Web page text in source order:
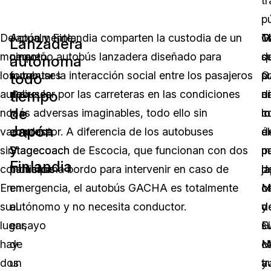
De
momento,
los
autobuses
no
van
sin
conductor.
En
su
lugar,
hay
dos
Actualmente,
cinco
autobuses
de
la
empresa
Stagecoach
participan
en
el
ensayo
de
un
Lanzadera
autónoma
todo
tiempo
de
Japón
y
Finlandia
Japón y Finlandia comparten la custodia de un
pequeño autobús lanzadera diseñado para
fomentar la interacción social entre los pasajeros
y circular por las carreteras en las condiciones
más adversas imaginables, todo ello sin
conductor. A diferencia de los autobuses
Stagecoach de Escocia, que funcionan con dos
humanos a bordo para intervenir en caso de
emergencia, el autobús GACHA es totalmente
autónomo y no necesita conductor.
al
y
la
y